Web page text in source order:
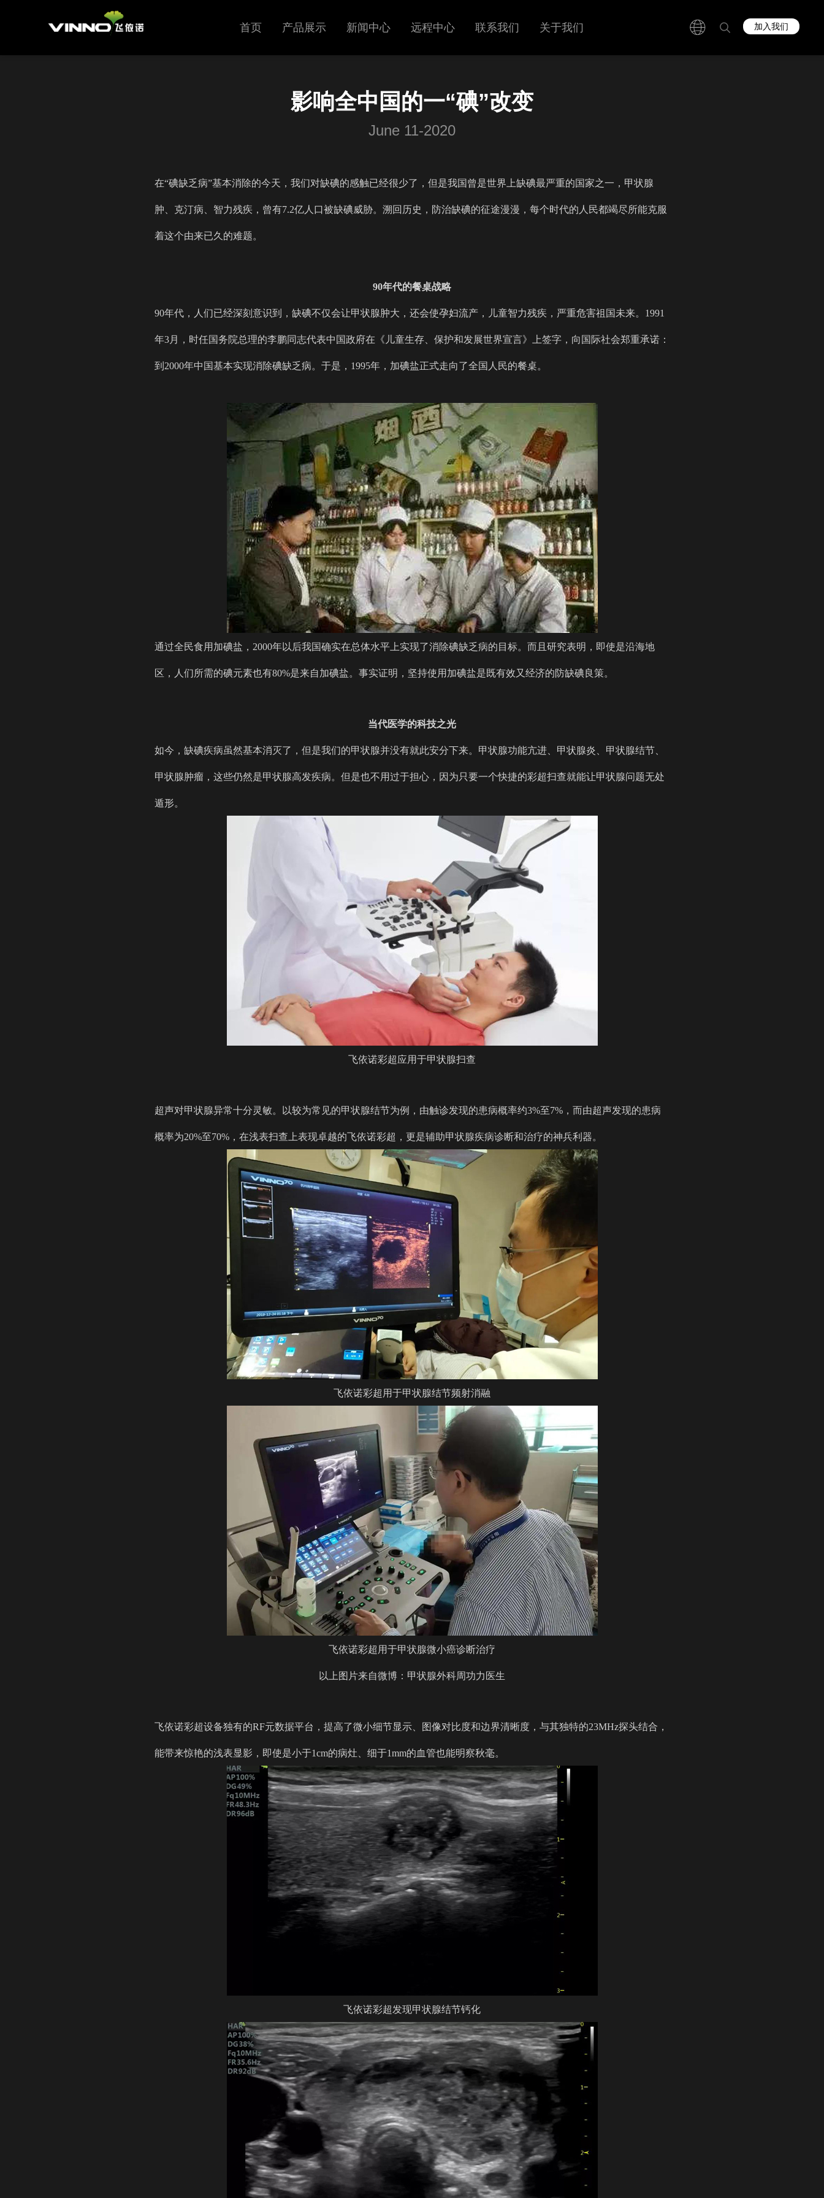
加入我们
首页 产品展示
呼吸机
新闻中心
新闻中心
远程中心 联系我们 关于我们
影响全中国的一“碘”改变
June 11-2020
在“碘缺乏病”基本消除的今天，我们对缺碘的感触已经很少了，但是我国曾是世界上缺碘最严重的国家之一，甲状腺
肿、克汀病、智力残疾，曾有7.2亿人口被缺碘威胁。溯回历史，防治缺碘的征途漫漫，每个时代的人民都竭尽所能克服
着这个由来已久的难题。
90年代的餐桌战略
90年代，人们已经深刻意识到，缺碘不仅会让甲状腺肿大，还会使孕妇流产，儿童智力残疾，严重危害祖国未来。1991
年3月，时任国务院总理的李鹏同志代表中国政府在《儿童生存、保护和发展世界宣言》上签字，向国际社会郑重承诺：
到2000年中国基本实现消除碘缺乏病。于是，1995年，加碘盐正式走向了全国人民的餐桌。
通过全民食用加碘盐，2000年以后我国确实在总体水平上实现了消除碘缺乏病的目标。而且研究表明，即使是沿海地
区，人们所需的碘元素也有80%是来自加碘盐。事实证明，坚持使用加碘盐是既有效又经济的防缺碘良策。
当代医学的科技之光
如今，缺碘疾病虽然基本消灭了，但是我们的甲状腺并没有就此安分下来。甲状腺功能亢进、甲状腺炎、甲状腺结节、
甲状腺肿瘤，这些仍然是甲状腺高发疾病。但是也不用过于担心，因为只要一个快捷的彩超扫查就能让甲状腺问题无处
遁形。
飞依诺彩超应用于甲状腺扫查
超声对甲状腺异常十分灵敏。以较为常见的甲状腺结节为例，由触诊发现的患病概率约3%至7%，而由超声发现的患病
概率为20%至70%，在浅表扫查上表现卓越的飞依诺彩超 ，更是辅助甲状腺疾病诊断和治疗的神兵利器。
飞依诺彩超 用于甲状腺结节频射消融
飞依诺彩超用于甲状腺微小癌诊断治疗
以上图片来自微博：甲状腺外科周功力医生
飞依诺彩超设备独有的RF元数据平台，提高了微小细节显示、图像对比度和边界清晰度，与其独特的23MHz探头结合，
能带来惊艳的浅表显影，即使是小于1cm的病灶、细于1mm的血管也能明察秋毫。
飞依诺彩超发现甲状腺结节钙化